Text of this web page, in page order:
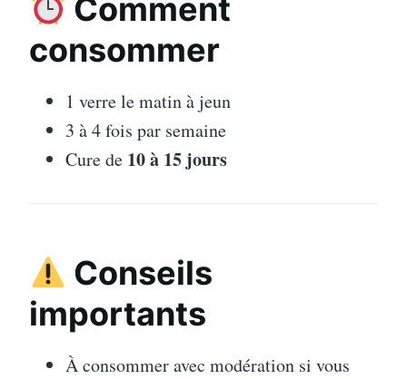
Comment
consommer
1 verre le matin à jeun
3 à 4 fois par semaine
Cure de 10 à 15 jours
Conseils
importants
À consommer avec modération si vous